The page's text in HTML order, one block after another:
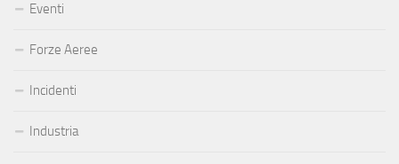
Eventi
Forze Aeree
Incidenti
Industria